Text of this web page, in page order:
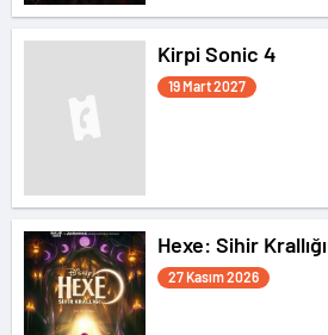
Kirpi Sonic 4
19 Mart 2027
Hexe: Sihir Krallığı
27 Kasım 2026